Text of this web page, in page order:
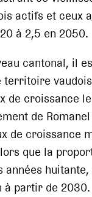
actifs et ceux
à 2,5 en 2050.
cantonal, il
de croissance
de
de croissance
que la
à partir de 2030.